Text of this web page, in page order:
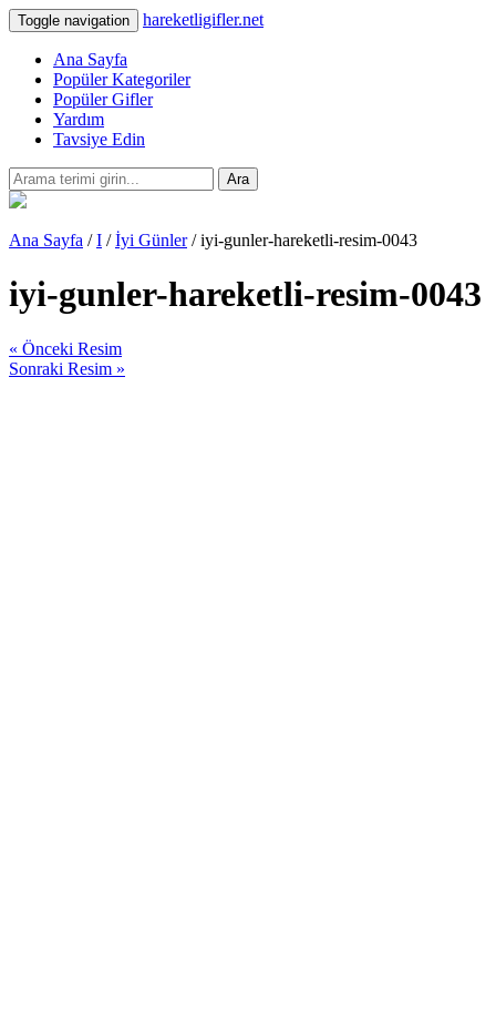
Toggle navigation hareketligifler.net
Ana Sayfa
Popüler Kategoriler
Popüler Gifler
Yardım
Tavsiye Edin
Ara
Ana Sayfa /I /İyi Günler/ iyi-gunler-hareketli-resim-0043
iyi-gunler-hareketli-resim-0043
« Önceki Resim
Sonraki Resim »